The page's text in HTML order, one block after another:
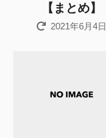
【まとめ】
2021年6月4日